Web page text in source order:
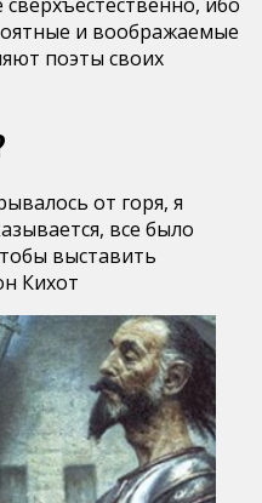
и воображаемые
поэты своих
от горя, я
все было
выставить
Кихот